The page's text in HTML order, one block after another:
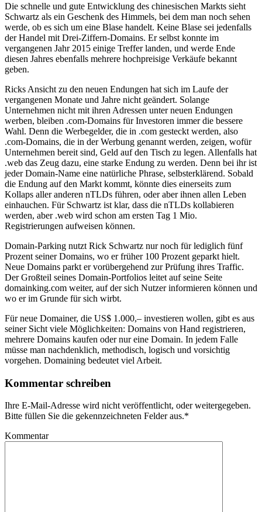
Die schnelle und gute Entwicklung des chinesischen Markts sieht
Schwartz als ein Geschenk des Himmels, bei dem man noch sehen
werde, ob es sich um eine Blase handelt. Keine Blase sei jedenfalls
der Handel mit Drei-Ziffern-Domains. Er selbst konnte im
vergangenen Jahr 2015 einige Treffer landen, und werde Ende
diesen Jahres ebenfalls mehrere hochpreisige Verkäufe bekannt
geben.
Ricks Ansicht zu den neuen Endungen hat sich im Laufe der
vergangenen Monate und Jahre nicht geändert. Solange
Unternehmen nicht mit ihren Adressen unter neuen Endungen
werben, bleiben .com-Domains für Investoren immer die bessere
Wahl. Denn die Werbegelder, die in .com gesteckt werden, also
.com-Domains, die in der Werbung genannt werden, zeigen, wofür
Unternehmen bereit sind, Geld auf den Tisch zu legen. Allenfalls hat
.web das Zeug dazu, eine starke Endung zu werden. Denn bei ihr ist
jeder Domain-Name eine natürliche Phrase, selbsterklärend. Sobald
die Endung auf den Markt kommt, könnte dies einerseits zum
Kollaps aller anderen nTLDs führen, oder aber ihnen allen Leben
einhauchen. Für Schwartz ist klar, dass die nTLDs kollabieren
werden, aber .web wird schon am ersten Tag 1 Mio.
Registrierungen aufweisen können.
Domain-Parking nutzt Rick Schwartz nur noch für lediglich fünf
Prozent seiner Domains, wo er früher 100 Prozent geparkt hielt.
Neue Domains parkt er vorübergehend zur Prüfung ihres Traffic.
Der Großteil seines Domain-Portfolios leitet auf seine Seite
domainking.com weiter, auf der sich Nutzer informieren können und
wo er im Grunde für sich wirbt.
Für neue Domainer, die US$ 1.000,– investieren wollen, gibt es aus
seiner Sicht viele Möglichkeiten: Domains von Hand registrieren,
mehrere Domains kaufen oder nur eine Domain. In jedem Falle
müsse man nachdenklich, methodisch, logisch und vorsichtig
vorgehen. Domaining bedeutet viel Arbeit.
Kommentar schreiben
Ihre E-Mail-Adresse wird nicht veröffentlicht, oder weitergegeben.
Bitte füllen Sie die gekennzeichneten Felder aus.*
Kommentar